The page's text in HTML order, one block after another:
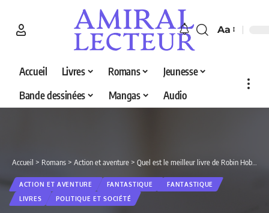
Aa
Accueil Livres Romans
Jeunesse
Bande dessinées
Mangas Audio
Accueil > Romans > Action et aventure > Quel est le meilleur livre de Robin Hobb en 2026 ? Découvrez nos 4 sélections
ACTION ET AVENTURE FANTASTIQUE
FANTASTIQUE
LIVRES
POLITIQUE ET SOCIÉTÉ